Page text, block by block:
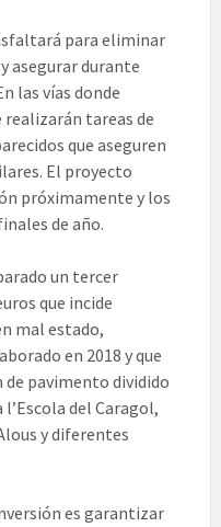
para eliminar
asegurar durante
las vías donde
tareas de
que aseguren
El proyecto
próximamente y los
de año.
un tercer
que incide
mal estado,
en 2018 y que
de pavimento dividido
del Caragol,
y diferentes
es garantizar